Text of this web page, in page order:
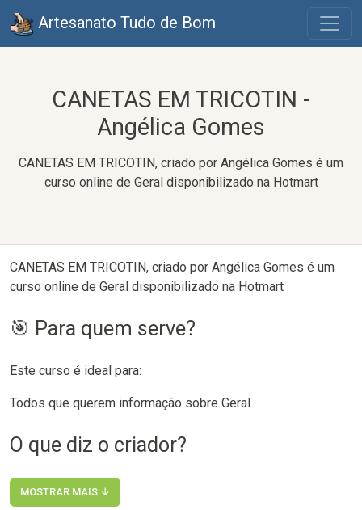
Artesanato Tudo de Bom
CANETAS EM TRICOTIN -
Angélica Gomes
CANETAS EM TRICOTIN, criado por Angélica Gomes é um
curso online de Geral disponibilizado na Hotmart
CANETAS EM TRICOTIN, criado por Angélica Gomes é um
curso online de Geral disponibilizado na Hotmart .
🎯 Para quem serve?
Este curso é ideal para:
Todos que querem informação sobre Geral
O que diz o criador?
MOSTRAR MAIS ↓